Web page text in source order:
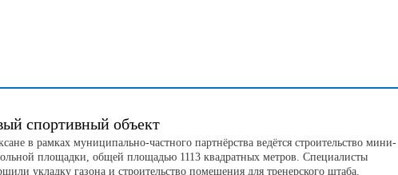
спортивный объект
в рамках муниципально-частного партнёрства ведётся строительство мини-
площадки, общей площадью 1113 квадратных метров. Специалисты
укладку газона и строительство помещения для тренерского штаба.